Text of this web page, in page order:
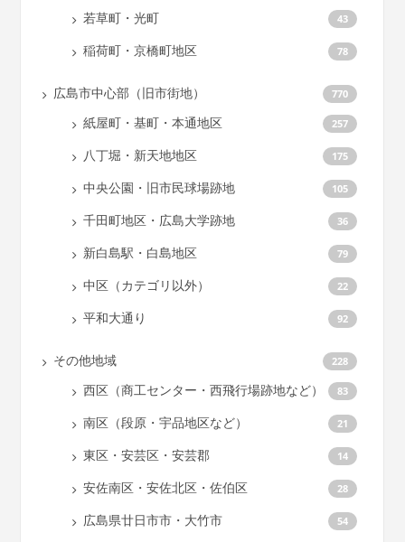
若草町・光町 43
稲荷町・京橋町地区 78
広島市中心部（旧市街地） 770
紙屋町・基町・本通地区 257
八丁堀・新天地地区 175
中央公園・旧市民球場跡地 105
千田町地区・広島大学跡地 36
新白島駅・白島地区 79
中区（カテゴリ以外） 22
平和大通り 92
その他地域 228
西区（商工センター・西飛行場跡地など） 83
南区（段原・宇品地区など） 21
東区・安芸区・安芸郡 14
安佐南区・安佐北区・佐伯区 28
広島県廿日市市・大竹市 54